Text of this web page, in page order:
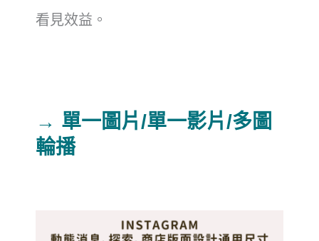
看見效益。
→ 單一圖片/單一影片/多圖
輪播